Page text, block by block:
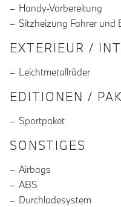
Handy-Vorbereitung
Sitzheizung Fahrer und
EXTERIEUR /
Leichtmetallräder
EDITIONEN /
Sportpaket
SONSTIGES
Airbags
ABS
Durchladesystem